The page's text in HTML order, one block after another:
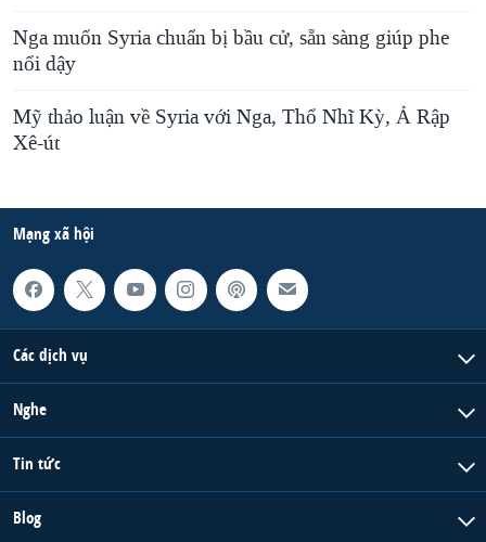
Nga muốn Syria chuẩn bị bầu cử, sẵn sàng giúp phe
nổi dậy
Mỹ thảo luận về Syria với Nga, Thổ Nhĩ Kỳ, Ả Rập
Xê-út
Mạng xã hội
Các dịch vụ
Nghe
Tin tức
Blog